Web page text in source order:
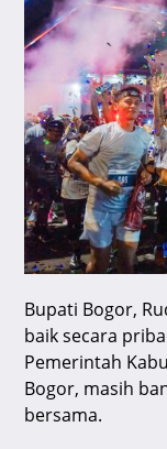
Bupati Bogor,
baik secara
Pemerintah
Bogor, masih
bersama.